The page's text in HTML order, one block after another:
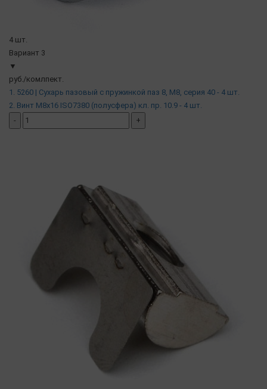
4 шт.
Вариант 3
▼
руб./комлпект.
1. 5260 | Сухарь пазовый с пружинкой паз 8, М8, серия 40 - 4 шт.
2. Винт М8х16 ISO7380 (полусфера) кл. пр. 10.9 - 4 шт.
-
+